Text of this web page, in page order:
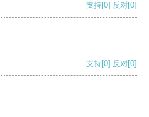
支持[0] 反对[0]
支持[0] 反对[0]